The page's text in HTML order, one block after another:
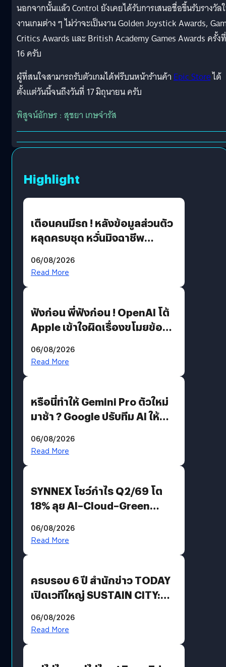
นอกจากนั้นแล้ว Control ยังเคยได้รับการเสนอชื่อขึ้นรับรางวัล
งานเกมต่าง ๆ ไม่ว่าจะเป็นงาน Golden Joystick Awards,
Critics Awards และ British Academy Games Awards ครั้งที่
16 ครับ
ผู้ที่สนใจสามารถรับตัวเกมได้ฟรีบนหน้าร้านค้าEpic Storeได้
ตั้งแต่วันนี้จนถีงวันที่ 17 มิถุนายน ครับ
พิสูจน์อักษร : สุชยา เกษจำรัส
Highlight
เตือนคนมีรถ ! หลังข้อมูลส่วนตัว
หลุดครบชุด หวั่นมิจฉาชีพ
รหัสผ่านหลุด ไม่ใช่แฮกเกอร์
06/08/2026
Read More
ฟังก่อน พี่ฟังก่อน ! OpenAI โต้
Apple เข้าใจผิดเรื่องขโมยข้อมูล
06/08/2026
Read More
หรือนี่ทำให้ Gemini Pro ตัวใหม่
มาช้า ? Google ปรับทีม AI ให้
AGI
06/08/2026
Read More
SYNNEX โชว์กำไร Q2/69 โต
18% ลุย AI–Cloud–Green
Revenue เร่งเครื่อง New
06/08/2026
Read More
ครบรอบ 6 ปี สำนักข่าว TODAY
เปิดเวทีใหญ่ SUSTAIN CITY:
แนวทางปรับตัวสู่เศรษฐกิจสี
06/08/2026
Read More